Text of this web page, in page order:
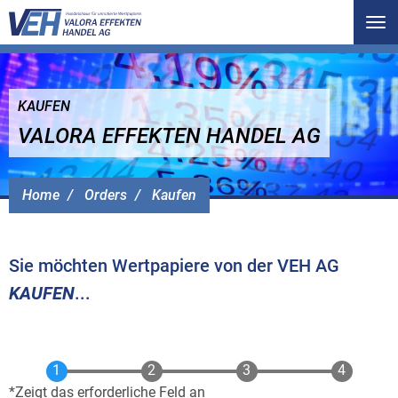
Home Orders Kaufen
KAUFEN
VALORA EFFEKTEN HANDEL AG
Sie möchten Wertpapiere von der VEH AG
KAUFEN...
Zeigt das erforderliche Feld an